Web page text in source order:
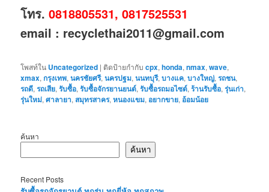
โทร.0818805531, 0817525531
email : recyclethai2011@gmail.com
โพสท์ใน Uncategorized | ติดป้ายกำกับ cpx,honda,nmax,wave,
xmax,กรุงเทพ,นครชัยศรี,นครปฐม,นนทบุรี,บางแค,บางใหญ่,รถชน,
รถดี,รถเสีย,รับซื้อ,รับซื้อจักรยานยนต์,รับซื้อรถมอไซต์,ร้านรับซื้อ,รุ่นเก่า,
รุ่นใหม่,ศาลายา, สมุทรสาคร,หนองแขม, อยากขาย, อ้อมน้อย
ค้นหา
ค้นหา
Recent Posts